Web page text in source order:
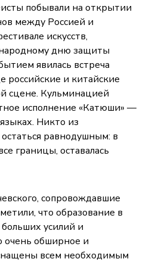
побывали на открытии
между Россией и
искусств,
дню защиты
явилась встреча
российские и китайские
сцене. Кульминацией
исполнение «Катюши» —
Никто из
равнодушным: в
границы, оставалась
сопровождавшие
что образование в
усилий и
очень обширное и
всем необходимым